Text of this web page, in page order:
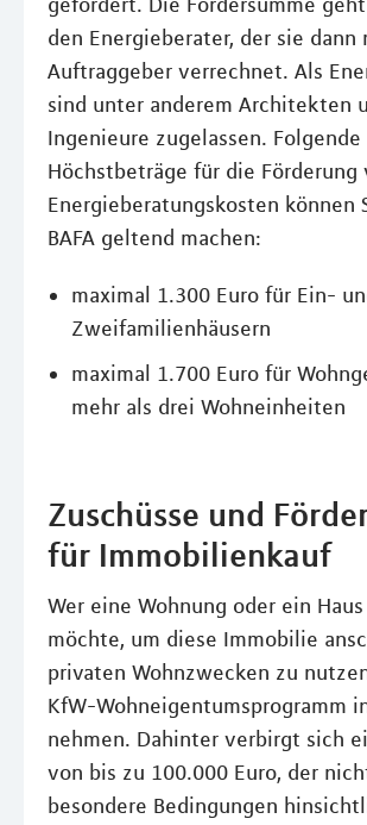
den Energieberater, der sie dann
Auftraggeber verrechnet. Als
sind unter anderem Architekten
Ingenieure zugelassen. Folgende
Höchstbeträge für die Förderung
Energieberatungskosten können
BAFA geltend machen:
maximal 1.300 Euro für Ein-
Zweifamilienhäusern
maximal 1.700 Euro für
mehr als drei Wohneinheiten
Zuschüsse und
für Immobilienkauf
Wer eine Wohnung oder ein
möchte, um diese Immobilie
privaten Wohnzwecken zu
KfW-Wohneigentumsprogramm
nehmen. Dahinter verbirgt sich
von bis zu 100.000 Euro, der
besondere Bedingungen